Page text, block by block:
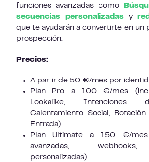
funciones avanzadas como
secuencias personalizadasy
que te ayudarán a convertirte en un
prospección.
Precios:
A partir de 50 €/mes por
Plan Pro a 100 €/mes
Lookalike, Intenciones
Calentamiento Social,
Entrada)
Plan Ultimate a 150 €/mes
avanzadas, webhooks,
personalizadas)